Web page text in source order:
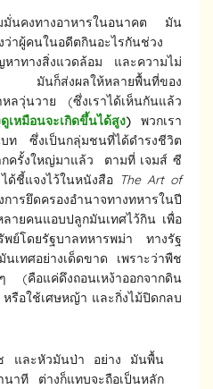
มั่นคงทางอาหารในอนาคต มัน
าผู้คนในอดีตกินอะไรกันช่วง
าทางสิ่งแวดล้อม และความไม่
ม มันก็ส่งผลให้หลายพื้นที่ของ
ลวุ่นวาย (ซึ่งเราได้เห็นกันแล้ว
มือนจะเกิดขึ้นได้สูง) พวกเรา
บท ซึ่งเป็นกลุ่มชนที่ได้ดำรงชีวิต
กครั้งใหญ่มาแล้ว ตามที่ เจมส์ ซี
ชี้แจงไว้ในหนังสือ The Art of
การยึดครองอำนาจทางทหารในปี
ายคนแอบปลูกมันเทศไว้กิน เพื่อ
พย์โดยรัฐบาลทหารพม่า ทางรัฐ
นเทศอย่างเด็ดขาด เพราะว่าพืช
(คือแค่ดึงถอนเหง้าออกจากดิน
รือใช้เศษหญ้า และกิ่งไม้ปิดกลบ
และหัวมันป่า อย่าง มันพื้น
ที ต่างก็แทบจะถือเป็นหลัก